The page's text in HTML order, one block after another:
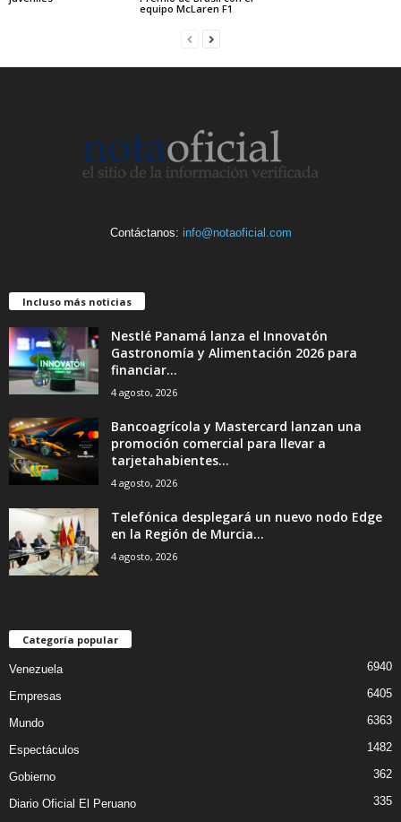
equipo McLaren F1
Contáctanos: info@notaoficial.com
Incluso más noticias
Nestlé Panamá lanza el Innovatón
Gastronomía y Alimentación 2026 para
financiar...
4 agosto, 2026
Bancoagrícola y Mastercard lanzan una
promoción comercial para llevar a
tarjetahabientes...
4 agosto, 2026
Telefónica desplegará un nuevo nodo Edge
en la Región de Murcia...
4 agosto, 2026
Categoría popular
Venezuela 6940
Empresas 6405
Mundo 6363
Espectáculos 1482
Gobierno 362
Diario Oficial El Peruano
335